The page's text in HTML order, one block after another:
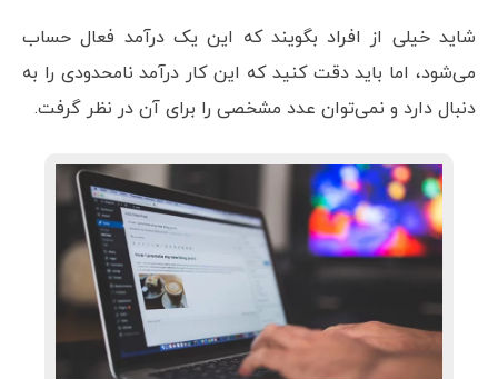
شاید خیلی از افراد بگویند که این یک درآمد فعال حساب
می‌شود، اما باید دقت کنید که این کار درآمد نامحدودی را به
دنبال دارد و نمی‌توان عدد مشخصی را برای آن در نظر گرفت.